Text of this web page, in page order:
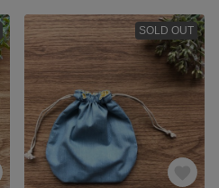
SOLD OUT